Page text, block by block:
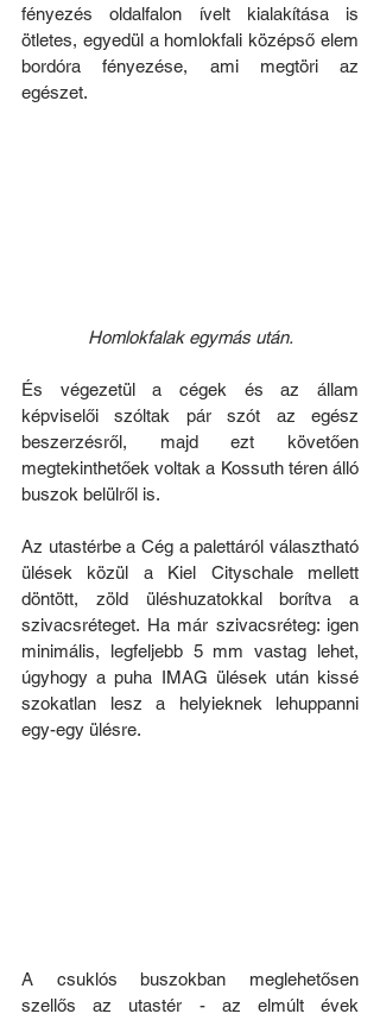
fényezés oldalfalon ívelt kialakítása is
ötletes, egyedül a homlokfali középső elem
bordóra fényezése, ami megtöri az
egészet.
Homlokfalak egymás után.
És végezetül a cégek és az állam
képviselői szóltak pár szót az egész
beszerzésről, majd ezt követően
megtekinthetőek voltak a Kossuth téren álló
buszok belülről is.
Az utastérbe a Cég a palettáról választható
ülések közül a Kiel Cityschale mellett
döntött, zöld üléshuzatokkal borítva a
szivacsréteget. Ha már szivacsréteg: igen
minimális, legfeljebb 5 mm vastag lehet,
úgyhogy a puha IMAG ülések után kissé
szokatlan lesz a helyieknek lehuppanni
egy-egy ülésre.
A csuklós buszokban meglehetősen
szellős az utastér - az elmúlt évek